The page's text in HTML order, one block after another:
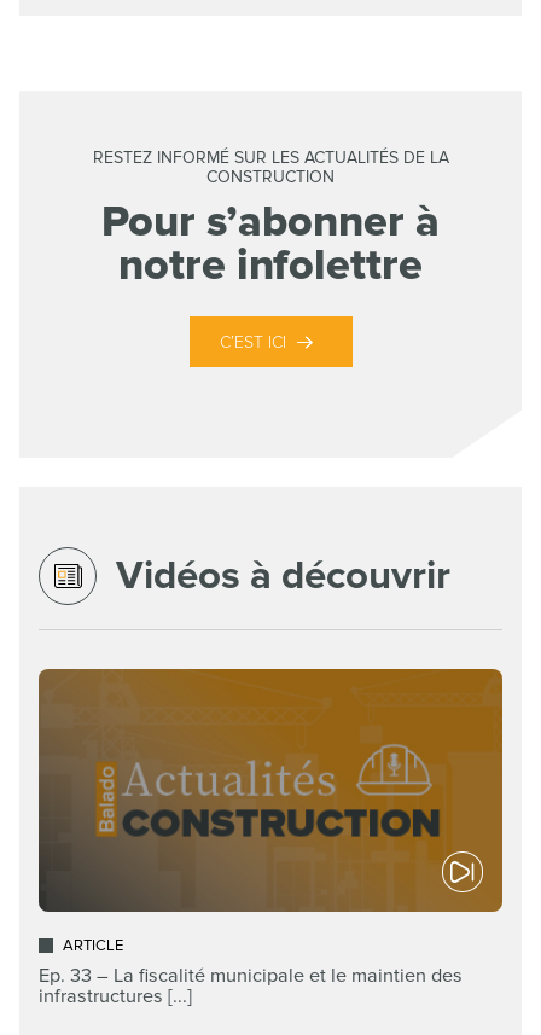
RESTEZ INFORMÉ SUR LES ACTUALITÉS DE LA
CONSTRUCTION
Pour s’abonner à
notre infolettre
C’EST ICI
Vidéos à découvrir
ARTICLE
Ep. 33 – La fiscalité municipale et le maintien des
infrastructures [...]